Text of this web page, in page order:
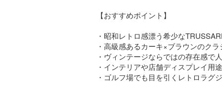
【おすすめポイント】
・昭和レトロ感漂う希少な
・高級感あるカーキ×ブラウンのク
・ヴィンテージならではの存在感で
・インテリアや店舗ディスプレイ用
・ゴルフ場でも目を引くレトロラグ